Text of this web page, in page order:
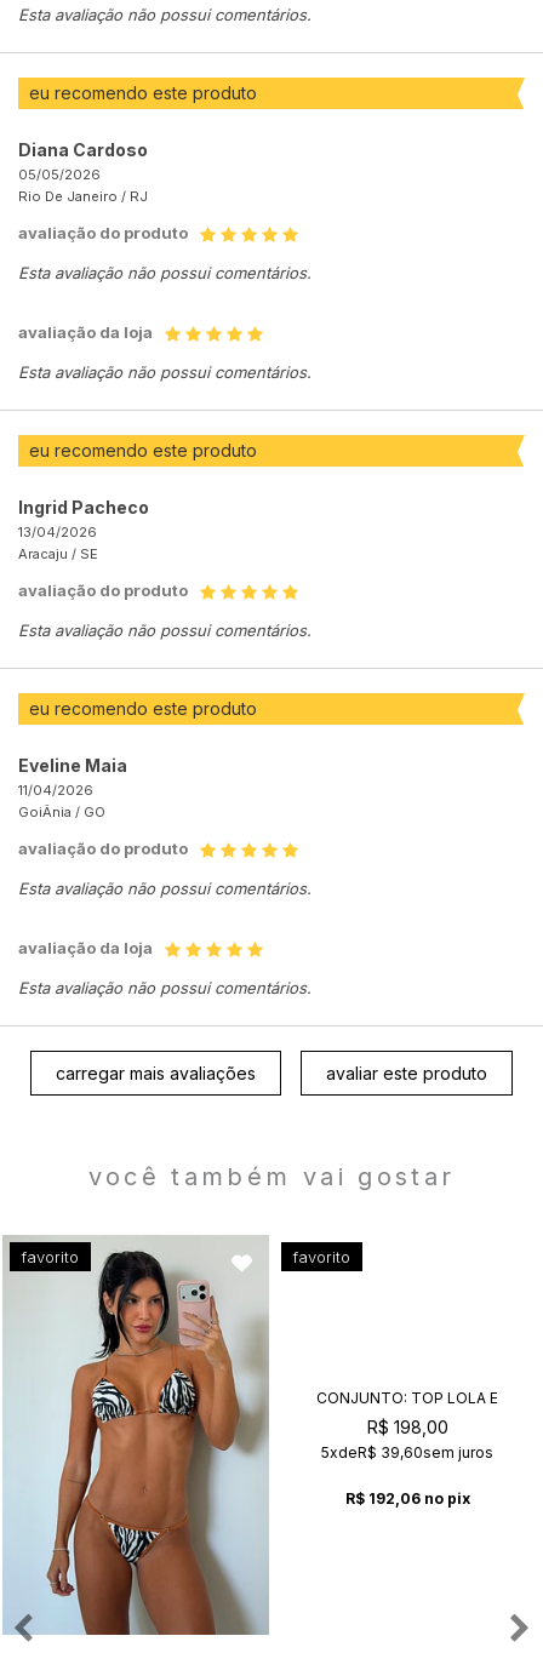
Esta avaliação não possui comentários.
eu recomendo este produto
Diana Cardoso
05/05/2026
Rio De Janeiro / RJ
avaliação do produto
Esta avaliação não possui comentários.
avaliação da loja
Esta avaliação não possui comentários.
eu recomendo este produto
Ingrid Pacheco
13/04/2026
Aracaju / SE
avaliação do produto
Esta avaliação não possui comentários.
eu recomendo este produto
Eveline Maia
11/04/2026
GoiÂnia / GO
avaliação do produto
Esta avaliação não possui comentários.
avaliação da loja
Esta avaliação não possui comentários.
carregar mais avaliações avaliar este produto
você também vai gostar
favorito favorito
CONJUNTO: TOP LOLA E
CALCINHA KIM VANILLA+CAFÉ
R$ 198,00
5xdeR$ 39,60sem juros
R$ 192,06 no pix